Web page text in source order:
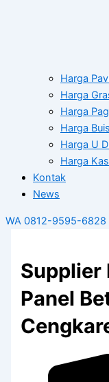
Harga
Harga
Harga
Harga
Harga U
Harga
Kontak
News
WA 0812-9595-6828
Supplier
Panel